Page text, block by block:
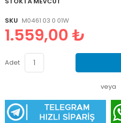
SKU M0461 03 0 01W
1.559,00 ₺
Adet
veya